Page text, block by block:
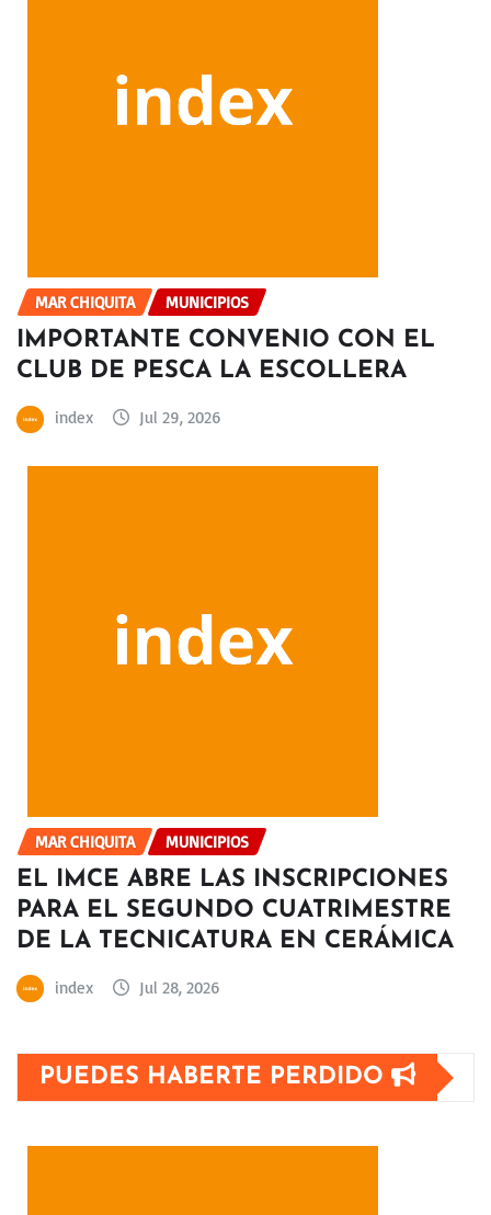
MAR CHIQUITA MUNICIPIOS
IMPORTANTE CONVENIO CON EL
CLUB DE PESCA LA ESCOLLERA
index Jul 29, 2026
MAR CHIQUITA MUNICIPIOS
EL IMCE ABRE LAS INSCRIPCIONES
PARA EL SEGUNDO CUATRIMESTRE
DE LA TECNICATURA EN CERÁMICA
index Jul 28, 2026
PUEDES HABERTE PERDIDO